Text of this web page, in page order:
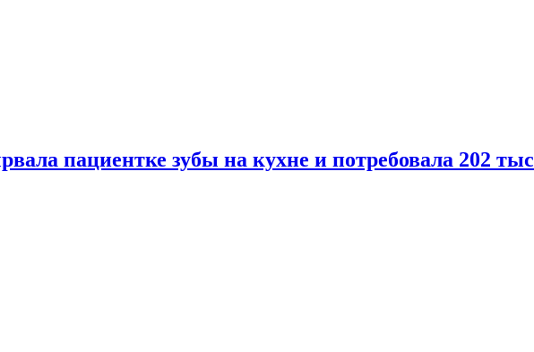
пациентке зубы на кухне и потребовала 202